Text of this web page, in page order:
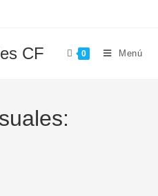
CF 0 Menú